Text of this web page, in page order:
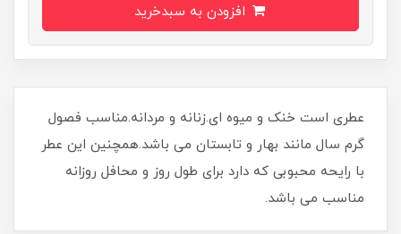
عطری است خنک و میوه ای.زنانه و مردانه.مناسب فصول
گرم سال مانند بهار و تابستان می باشد.همچنین این عطر
با رایحه محبوبی که دارد برای طول روز و محافل روزانه
مناسب می باشد.